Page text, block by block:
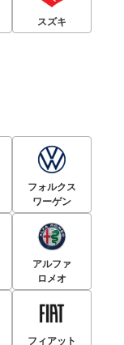
スズキ
フォルクス
ワーゲン
アルファ
ロメオ
フィアット